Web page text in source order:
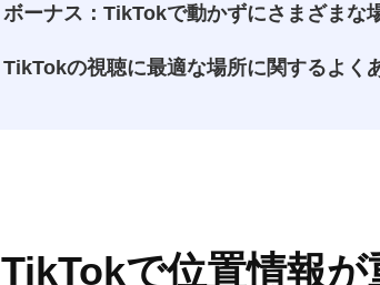
ボーナス：TikTokで動かずにさまざまな
TikTokの視聴に最適な場所に関するよく
TikTokで位置情報が